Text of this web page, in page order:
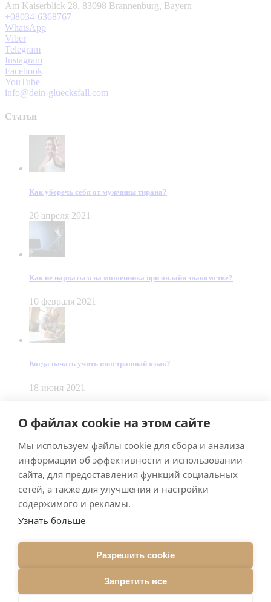
О файлах cookie на этом сайте
Мы используем файлы cookie для сбора и анализа
информации об эффективности и использовании
сайта, для предоставления функций социальных
сетей, а также для улучшения и настройки
содержимого и рекламы.
Узнать больше
Разрешить cookie
Запретить все
Am Kaiserblick 28, 83098 Brannenburg, Bayern
+08034-6368767
WhatsApp
Viber
Telegram
Instagram
Facebook
YouTube
info@dein-gluecksfall.com
Статьи
Как уберечь себя от мужчины тирана?
20 апреля 2021
Как не нарваться на мошенника при онлайн знакомстве?
10 февраля 2021
Когда начать учить иностранный язык?
18 июня 2021
Made bySmart Team
ImpressumDatenschutz
Подписывайтесь на меня в Телеграм
Подписаться
Брачное агентство в Германии